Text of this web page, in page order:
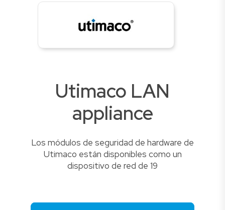
Utimaco LAN
appliance
Los módulos de seguridad de hardware de
Utimaco están disponibles como un
dispositivo de red de 19